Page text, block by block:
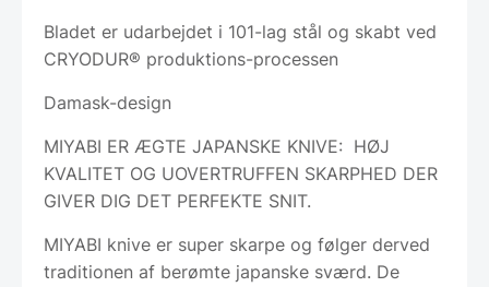
Bladet er udarbejdet i 101-lag stål og skabt ved
CRYODUR® produktions-processen
Damask-design
MIYABI ER ÆGTE JAPANSKE KNIVE: HØJ
KVALITET OG UOVERTRUFFEN SKARPHED DER
GIVER DIG DET PERFEKTE SNIT.
MIYABI knive er super skarpe og følger derved
traditionen af berømte japanske sværd. De